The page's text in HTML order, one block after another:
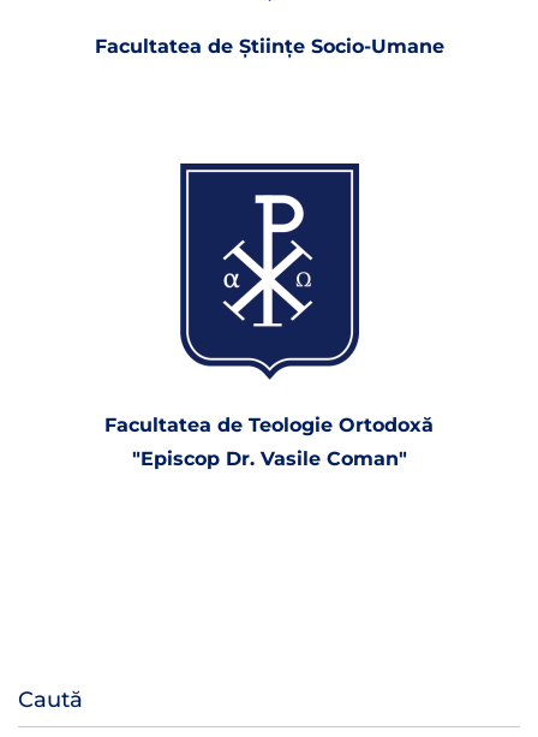
Caută
Facultatea de Ştiinţe Socio-Umane
Facultatea de Teologie Ortodoxă
"Episcop Dr. Vasile Coman"